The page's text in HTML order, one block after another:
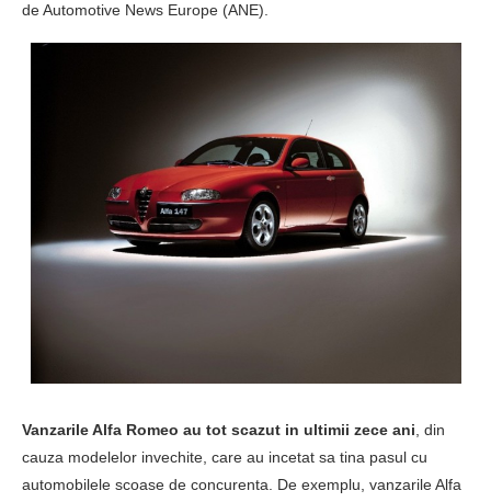
de Automotive News Europe (ANE).
Vanzarile Alfa Romeo au tot scazut in ultimii zece ani, din
cauza modelelor invechite, care au incetat sa tina pasul cu
automobilele scoase de concurenta. De exemplu, vanzarile Alfa